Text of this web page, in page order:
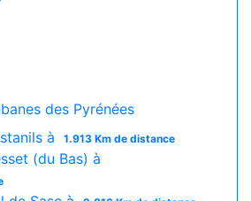
des Pyrénées
à
1.913 Km de distance
(du Bas) à